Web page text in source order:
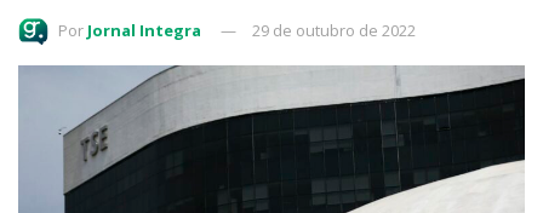
Por Jornal Integra 29 de outubro de 2022